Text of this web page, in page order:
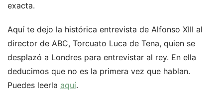
exacta.
Aquí te dejo la histórica entrevista de Alfonso XIII al
director de ABC, Torcuato Luca de Tena, quien se
desplazó a Londres para entrevistar al rey. En ella
deducimos que no es la primera vez que hablan.
Puedes leerla aquí.